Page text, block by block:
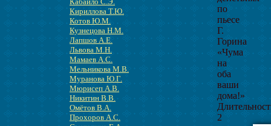
Кириллова Т.Ю.
Котов Ю.М.
Кузнецова Н.М.
Лапшов А.Е.
Львова М.Н.
Мамаев А.С.
Мельникова М.В.
Муранова Ю.Г.
Мюрисеп А.В.
Никитин В.В.
Омётов В.А.
Прохоров А.С.
по
пьесе
Г.
Горина
«Чума
на
оба
ваши
дома!»
2